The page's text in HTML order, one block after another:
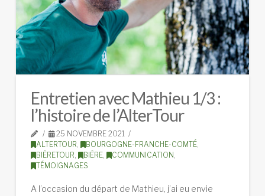
Entretien avec Mathieu 1/3 :
l’histoire de l’AlterTour
25 NOVEMBRE 2021
ALTERTOUR, BOURGOGNE-FRANCHE-COMTÉ,
BIÈRETOUR, BIÈRE, COMMUNICATION,
TÉMOIGNAGES
A l’occasion du départ de Mathieu, j’ai eu envie